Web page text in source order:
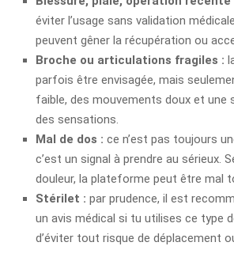
éviter l’usage sans validation
peuvent gêner la récupération ou
Broche ou articulations fragiles :
parfois être envisagée, mais
faible, des mouvements doux et une
des sensations.
Mal de dos : ce n’est pas toujours
c’est un signal à prendre au sérieux.
douleur, la plateforme peut être mal
Stérilet : par prudence, il est
un avis médical si tu utilises ce type
d’éviter tout risque de déplacement